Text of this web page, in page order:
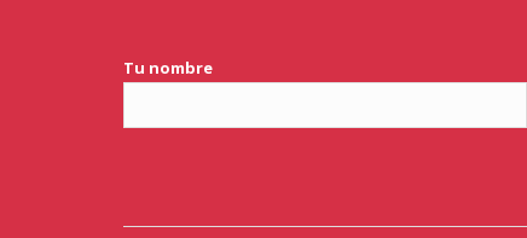
Tu nombre